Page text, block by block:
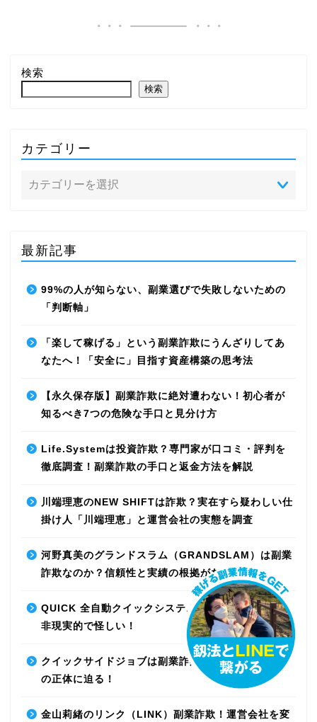
検索
検索
カテゴリー
最新記事
99%の人が知らない、副業選びで失敗しないための
「判断軸」
「楽して稼げる」という副業詐欺にうんざりしてあ
なたへ！「安全に」目指す資産構築の思考法
【永久保存版】副業詐欺に絶対遭わない！初心者が
知るべき7つの危険な手口と見分け方
Life.Systemは投資詐欺？専門家が口コミ・評判を
徹底調査！副業詐欺の手口と返金方法を解説
川端理恵のNEW SHIFTは詐欺？実在すら疑わしい仕
掛け人「川端理恵」と運営会社の実態を調査
河野真美のグランドスラム（GRANDSLAM）は副業
詐欺なのか？信頼性と実績の根拠がない！
QUICK 全自動クイックシステムは副業詐欺なのか？
非現実的で怪しい！
クイックサイドジョブは副業詐欺なのか？最先端AI
の正体に迫る！
金山莉緒のリンク（LINK）副業詐欺！運営会社を変